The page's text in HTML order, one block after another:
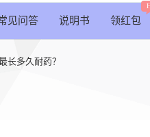
见问答 说明书 领红包
长多久耐药？